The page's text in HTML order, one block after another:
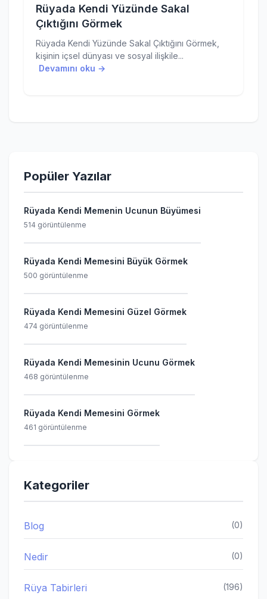
Rüyada Kendi Yüzünde Sakal
Çıktığını Görmek
Rüyada Kendi Yüzünde Sakal Çıktığını Görmek,
kişinin içsel dünyası ve sosyal ilişkile...
Devamını oku →
Popüler Yazılar
Rüyada Kendi Memenin Ucunun Büyümesi
514 görüntülenme
Rüyada Kendi Memesini Büyük Görmek
500 görüntülenme
Rüyada Kendi Memesini Güzel Görmek
474 görüntülenme
Rüyada Kendi Memesinin Ucunu Görmek
468 görüntülenme
Rüyada Kendi Memesini Görmek
461 görüntülenme
Kategoriler
Blog (0)
Nedir (0)
Rüya Tabirleri (196)